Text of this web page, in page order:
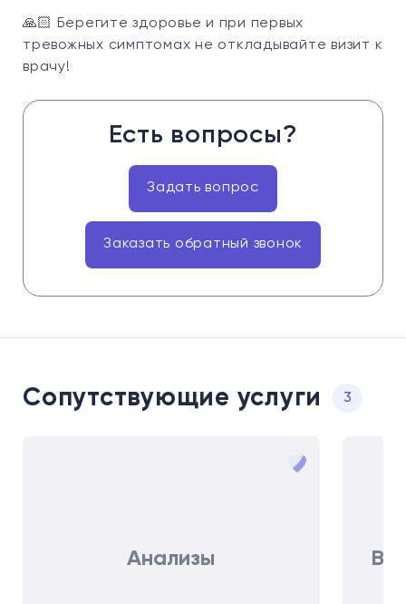
🙏🏻 Берегите здоровье и при первых
тревожных симптомах не откладывайте визит к
врачу!
Есть вопросы?
Задать вопрос
Заказать обратный звонок
Сопутствующие услуги 3
Анализы